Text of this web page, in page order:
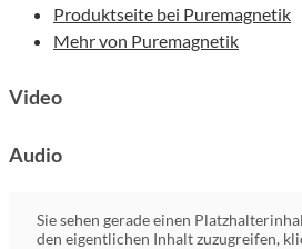
Produktseite bei Puremagnetik
Mehr von Puremagnetik
Video
Audio
Sie sehen gerade einen
den eigentlichen Inhalt zuzugreifen,